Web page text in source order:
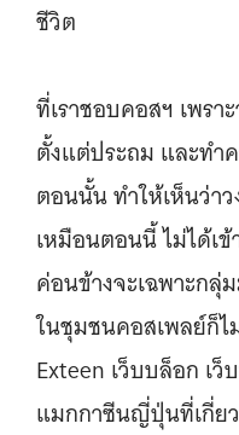
ชีวิต
ที่เราชอบคอสฯ เพร
ตั้งแต่ประถม และทำ
ตอนนั้น ทำให้เห็นว่า
เหมือนตอนนี้ ไม่ได้เ
ค่อนข้างจะเฉพาะก
ในชุมชนคอสเพลย์ก็ไ
Exteen เว็บบล็อก เ
แมกกาซีนญี่ปุ่นที่เกี่ย